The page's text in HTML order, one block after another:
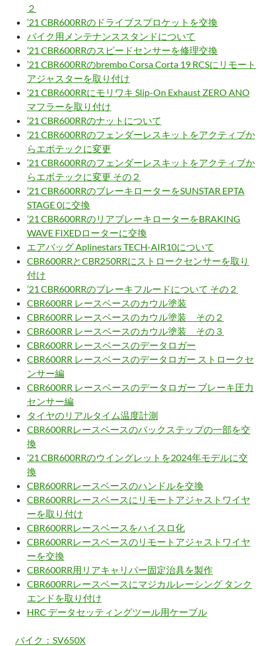
２
’21 CBR600RRのドライブスプロケットを交換
バイク用メンテナンススタンドについて
’21 CBR600RRのスピードセンサーを修理交換
’21 CBR600RRのbrembo Corsa Corta 19 RCSにリモート
アジャスターを取り付け
’21 CBR600RRにモリワキ Slip-On Exhaust ZERO ANO
マフラーを取り付け
’21 CBR600RRのナットについて
’21 CBR600RRのフェンダーレスキットをアクティブか
らエボテックに変更
’21 CBR600RRのフェンダーレスキットをアクティブか
らエボテックに変更 その２
’21 CBR600RRのブレーキローターをSUNSTAR EPTA
STAGE 0に交換
’21 CBR600RRのリアブレーキローターをBRAKING
WAVE FIXEDローターに交換
エアバッグ Aplinestars TECH-AIR10について
CBR600RRとCBR250RRにストロークセンサーを取り
付け
’21 CBR600RRのブレーキフルードについて その２
CBR600RR レースベースのカウル塗装
CBR600RR レースベースのカウル塗装 その２
CBR600RR レースベースのカウル塗装 その３
CBR600RR レースベースのデータロガー
CBR600RR レースベースのデータロガー ストロークセ
ンサー編
CBR600RR レースベースのデータロガー ブレーキ圧力
センサー編
タイヤのリアルタイム温度計測
CBR600RRレースベースのバックステップの一部を交
換
’21 CBR600RRのウイングレットを2024年モデルに交
換
CBR600RRレースベースのハンドルを交換
CBR600RRレースベースにリモートアジャストワイヤ
ーを取り付け
CBR600RRレースベースをハイスロ化
CBR600RRレースベースのリモートアジャストワイヤ
ーを交換
CBR600RR用リアキャリパー固定治具を製作
CBR600RRレースベースにマジカルレーシング タンク
エンドを取り付け
HRC データセッティングツール用ケーブル
バイク：SV650X